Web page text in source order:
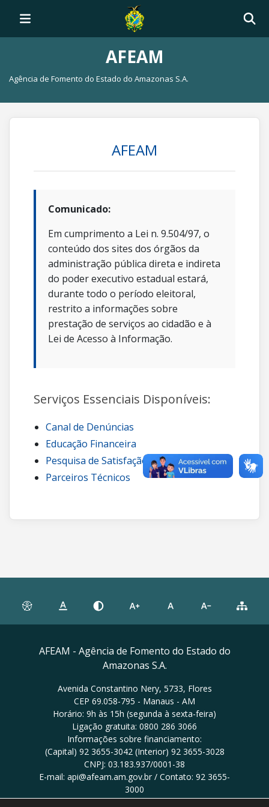
AFEAM
Agência de Fomento do Estado do Amazonas S.A.
AFEAM
Comunicado:
Em cumprimento a Lei n. 9.504/97, o
conteúdo dos sites dos órgãos da
administração pública direta e indireta
do poder executivo estadual estará,
durante todo o período eleitoral,
restrito a informações sobre
prestação de serviços ao cidadão e à
Lei de Acesso à Informação.
Serviços Essenciais Disponíveis:
Canal de Denúncias
Educação Financeira
Pesquisa de Satisfação
Parceiros Técnicos
AFEAM - Agência de Fomento do Estado do
Amazonas S.A.
Avenida Constantino Nery, 5733, Flores
CEP 69.058-795 - Manaus - AM
Horário: 9h às 15h (segunda à sexta-feira)
Ligação gratuita: 0800 286 3066
Informações sobre financiamento:
(Capital) 92 3655-3042 (Interior) 92 3655-3028
CNPJ: 03.183.937/0001-38
E-mail: api@afeam.am.gov.br / Contato: 92 3655-
3000